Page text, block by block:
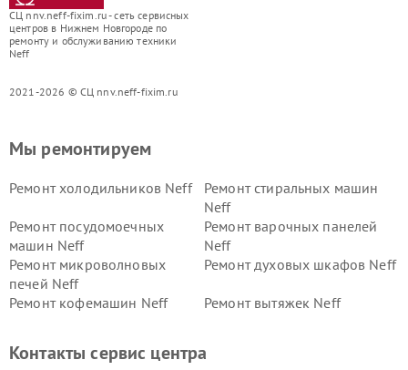
СЦ nnv.neff-fixim.ru - сеть сервисных
центров в Нижнем Новгороде по
ремонту и обслуживанию техники
Neff
2021-2026 © СЦ nnv.neff-fixim.ru
Мы ремонтируем
Ремонт холодильников Neff
Ремонт стиральных машин
Neff
Ремонт посудомоечных
машин Neff
Ремонт варочных панелей
Neff
Ремонт микроволновых
печей Neff
Ремонт духовых шкафов Neff
Ремонт кофемашин Neff Ремонт вытяжек Neff
Контакты сервис центра